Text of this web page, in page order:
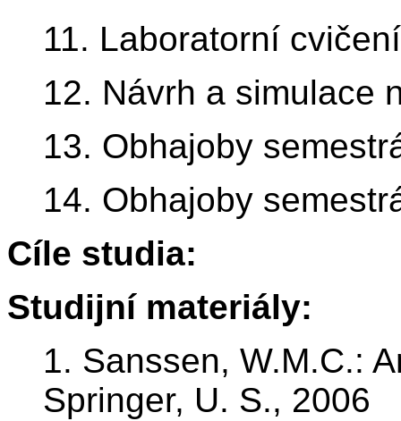
11. Laboratorní
12. Návrh a simulace
13. Obhajoby
14. Obhajoby
Cíle studia:
Studijní materiály:
1. Sanssen, W.M.C.:
Springer, U. S., 2006